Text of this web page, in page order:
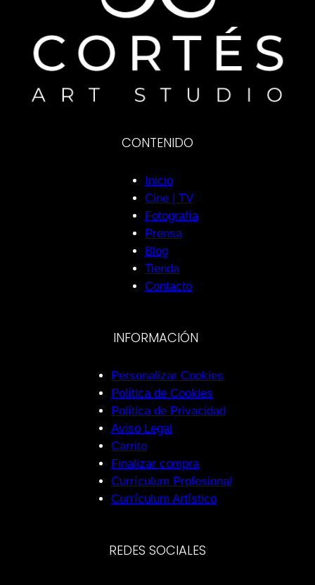
CONTENIDO
Inicio
Cine | TV
Fotografía
Prensa
Blog
Tienda
Contacto
INFORMACIÓN
Personalizar Cookies
Política de Cookies
Política de Privacidad
Aviso Legal
Carrito
Finalizar compra
Currículum Profesional
Currículum Artístico
REDES SOCIALES